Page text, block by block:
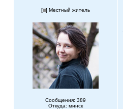
[ ] Местный житель
Сообщения: 389
Откуда: минск